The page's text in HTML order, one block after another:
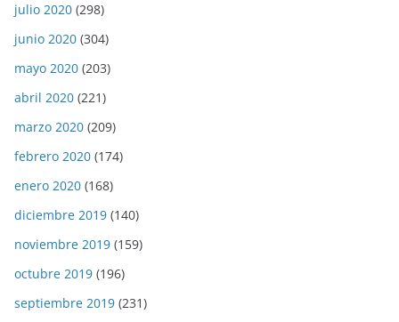
julio 2020 (298)
junio 2020 (304)
mayo 2020 (203)
abril 2020 (221)
marzo 2020 (209)
febrero 2020 (174)
enero 2020 (168)
diciembre 2019 (140)
noviembre 2019 (159)
octubre 2019 (196)
septiembre 2019 (231)